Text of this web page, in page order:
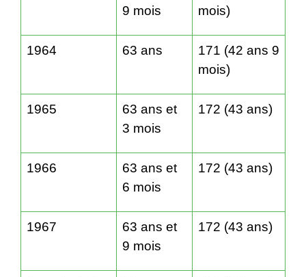
9 mois
mois)
1964 63 ans
171 (42 ans 9
mois)
1965
63 ans et
3 mois
172 (43 ans)
1966
63 ans et
6 mois
172 (43 ans)
1967
63 ans et
9 mois
172 (43 ans)